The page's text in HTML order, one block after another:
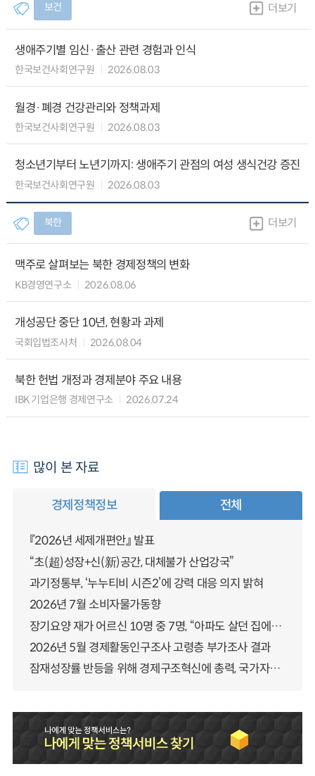
보건 더보기
생애주기별 임신·출산 관련 경험과 인식
한국보건사회연구원 2026.08.03
월경·폐경 건강관리와 정책과제
한국보건사회연구원 2026.08.03
청소년기부터 노년기까지: 생애주기 관점의 여성 생식건강 증진
한국보건사회연구원 2026.08.03
북한 더보기
맥주로 살펴보는 북한 경제정책의 변화
KB경영연구소 2026.08.06
개성공단 중단 10년, 현황과 과제
국회입법조사처 2026.08.04
북한 헌법 개정과 경제분야 주요 내용
IBK 기업은행 경제연구소 2026.07.24
많이 본 자료
경제정책정보 전체
『2026년 세제개편안』 발표
“초(超)성장+신(新)공간, 대체불가 산업강국”
과기정통부, ‘누누티비 시즌2’에 강력 대응 의지 밝혀
2026년 7월 소비자물가동향
장기요양 재가 어르신 10명 중 7명, “아파도 살던 집에서 살겠다” 「2025년 장기요양실태조사」 결과 발표
2026년 5월 경제활동인구조사 고령층 부가조사 결과
잠재성장률 반등을 위해 경제구조혁신에 총력, 국가자산 관리체계 대전환